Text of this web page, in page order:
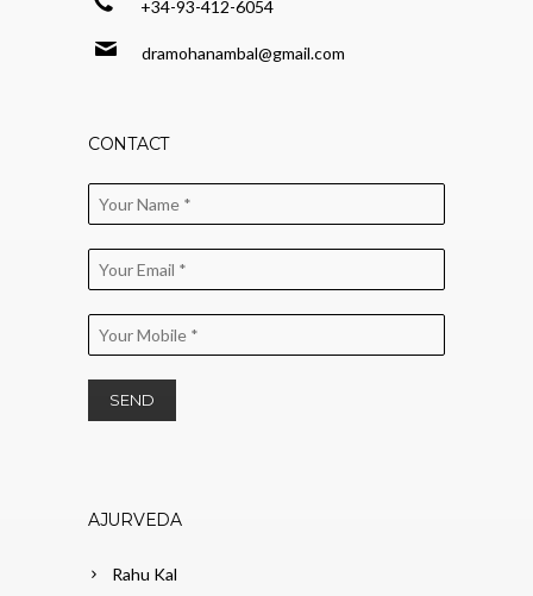
+34-93-412-6054
dramohanambal@gmail.com
CONTACT
AJURVEDA
Rahu Kal